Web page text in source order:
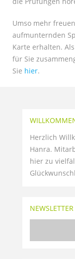
Umso mehr
aufmunternden
Karte erhalten.
für Sie
Sie hier.
Herzlich
Hanra.
hier zu
NEWSLETTER